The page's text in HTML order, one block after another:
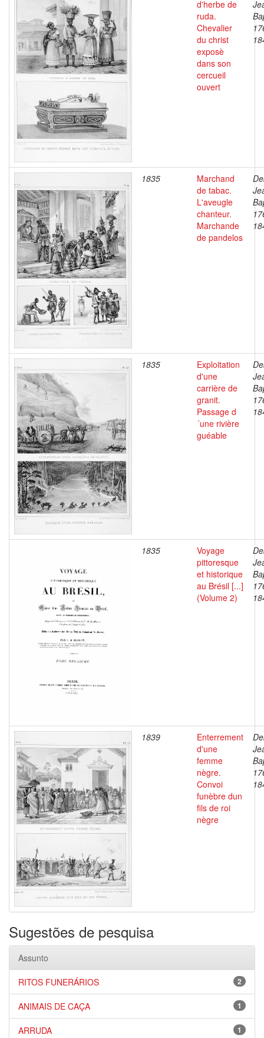
d'herbe de
ruda.
Chevalier
du christ
exposè
dans son
cercueil
ouvert
1835
Marchand
de tabac.
L'aveugle
chanteur.
Marchande
de pandelos
1835
Exploitation
d'une
carrière de
granit.
Passage d
´une rivière
guéable
1835
Voyage
pittoresque
et historique
au Brésil [...]
(Volume 2)
1839
Enterrement
d'une
femme
nègre.
Convoi
funèbre dun
fils de roi
nègre
Sugestões de pesquisa
Assunto
2
RITOS FUNERÁRIOS
1
ANIMAIS DE CAÇA
1
ARRUDA